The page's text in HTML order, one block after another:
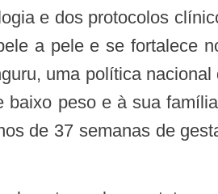
e dos protocolos
a pele e se fortalece
uma política
baixo peso e à sua
de 37 semanas de